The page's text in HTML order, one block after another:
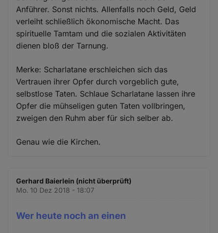
Anführer. Sonst nichts. Allenfalls noch Geld, Geld
verleiht schließlich ökonomische Macht. Das
spirituelle Tamtam und die sozialen Aktivitäten
dienen bloß der Tarnung.
Merke: Scharlatane erschleichen sich das
Vertrauen ihrer Opfer durch vorgeblich gute,
selbstlose Taten. Schlaue Scharlatane lassen ihre
Opfer die mühseligen guten Taten vollbringen,
zweigen den Ruhm aber für sich selber ab.
Genau wie die Kirchen.
Gerhard Baierlein (nicht überprüft)
Mo. 10 Dez 2018 - 18:07
Wer heute noch an einen